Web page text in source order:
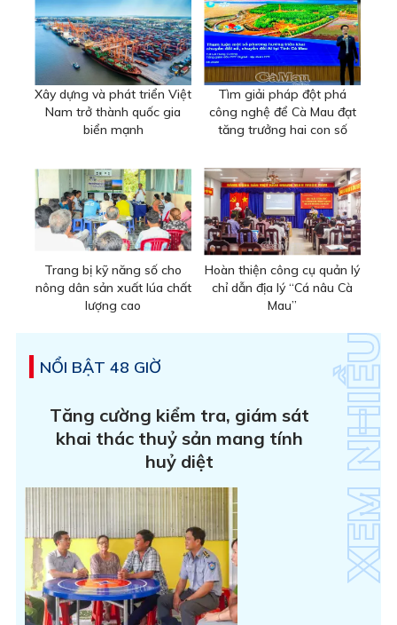
Xây dựng và phát triển Việt
Nam trở thành quốc gia
biển mạnh
Tìm giải pháp đột phá
công nghệ để Cà Mau đạt
tăng trưởng hai con số
Trang bị kỹ năng số cho
nông dân sản xuất lúa chất
lượng cao
Hoàn thiện công cụ quản lý
chỉ dẫn địa lý “Cá nâu Cà
Mau”
NỔI BẬT 48 GIỜ
Tăng cường kiểm tra, giám sát
khai thác thuỷ sản mang tính
huỷ diệt